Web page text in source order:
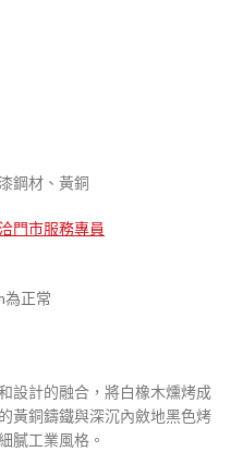
鋼材、黃銅
門市服務專員
為正常
設計的融合，將白橡木燻烤成
黃銅鑄鐵與深沉內斂地黑色烤
膩工業風格。